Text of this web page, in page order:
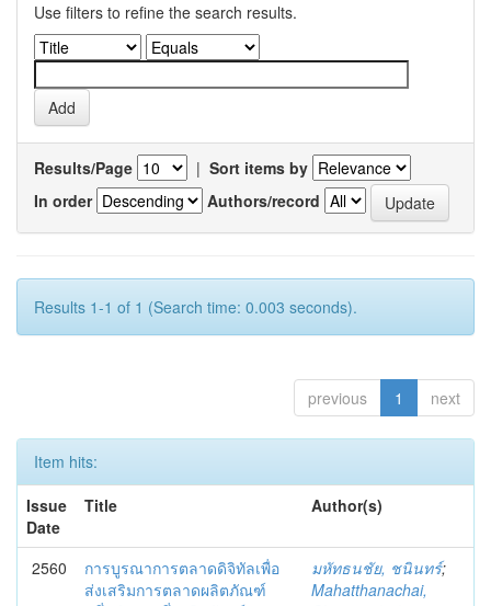
Use filters to refine the search results.
Results/Page | Sort items by
In order
Authors/record
Results 1-1 of 1 (Search time: 0.003 seconds).
previous 1 next
Item hits:
Issue
Date
Title Author(s)
2560
การบูรณาการตลาดดิจิทัลเพื่อ
ส่งเสริมการตลาดผลิตภัณฑ์
มหัทธนชัย, ชนินทร์;
Mahatthanachai,